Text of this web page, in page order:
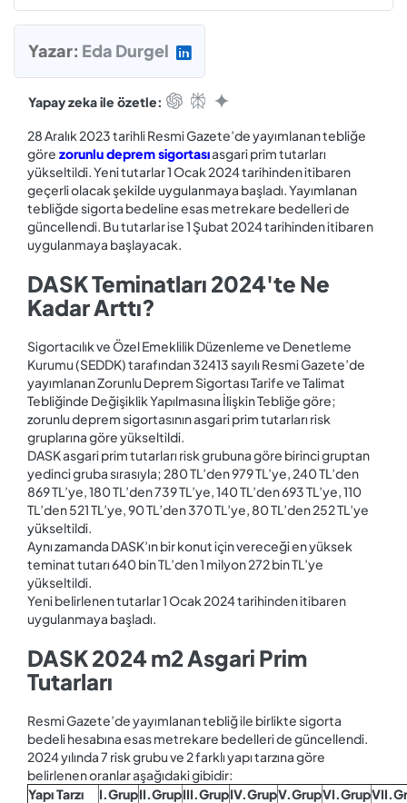
Yazar: Eda Durgel
Yapay zeka ile özetle:
28 Aralık 2023 tarihli Resmi Gazete’de yayımlanan tebliğe
göre zorunlu deprem sigortasıasgari prim tutarları
yükseltildi. Yeni tutarlar 1 Ocak 2024 tarihinden itibaren
geçerli olacak şekilde uygulanmaya başladı. Yayımlanan
tebliğde sigorta bedeline esas metrekare bedelleri de
güncellendi. Bu tutarlar ise 1 Şubat 2024 tarihinden itibaren
uygulanmaya başlayacak.
DASK Teminatları 2024'te Ne
Kadar Arttı?
Sigortacılık ve Özel Emeklilik Düzenleme ve Denetleme
Kurumu (SEDDK) tarafından 32413 sayılı Resmi Gazete’de
yayımlanan Zorunlu Deprem Sigortası Tarife ve Talimat
Tebliğinde Değişiklik Yapılmasına İlişkin Tebliğe göre;
zorunlu deprem sigortasının asgari prim tutarları risk
gruplarına göre yükseltildi.
DASK asgari prim tutarları risk grubuna göre birinci gruptan
yedinci gruba sırasıyla; 280 TL’den 979 TL’ye, 240 TL’den
869 TL’ye, 180 TL’den 739 TL’ye, 140 TL’den 693 TL’ye, 110
TL’den 521 TL’ye, 90 TL’den 370 TL’ye, 80 TL’den 252 TL’ye
yükseltildi.
Aynı zamanda DASK’ın bir konut için vereceği en yüksek
teminat tutarı 640 bin TL’den 1 milyon 272 bin TL’ye
yükseltildi.
Yeni belirlenen tutarlar 1 Ocak 2024 tarihinden itibaren
uygulanmaya başladı.
DASK 2024 m2 Asgari Prim
Tutarları
Resmi Gazete’de yayımlanan tebliğ ile birlikte sigorta
bedeli hesabına esas metrekare bedelleri de güncellendi.
2024 yılında 7 risk grubu ve 2 farklı yapı tarzına göre
belirlenen oranlar aşağıdaki gibidir:
Yapı Tarzı
I.GrupII.GrupIII.GrupIV.GrupV.GrupVI.Grup